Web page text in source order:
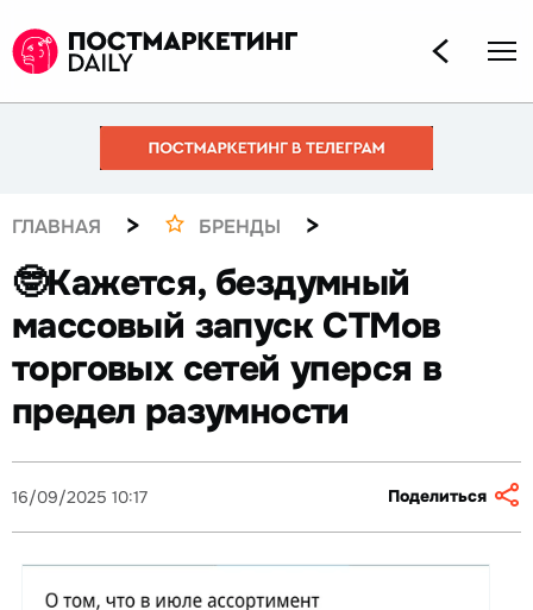
ГЛАВНАЯ > БРЕНДЫ >
🤓Кажется, бездумный
массовый запуск СТМов
торговых сетей уперся в
предел разумности
16/09/2025 10:17 Поделиться